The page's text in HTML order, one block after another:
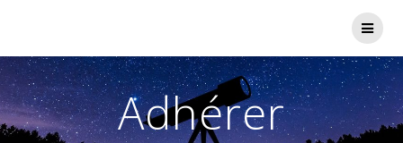
Adhérer